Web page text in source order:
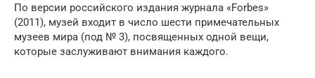
По версии российского издания журнала «Forbes»
(2011), музей входит в число шести примечательных
музеев мира (под № 3), посвященных одной вещи,
которые заслуживают внимания каждого.